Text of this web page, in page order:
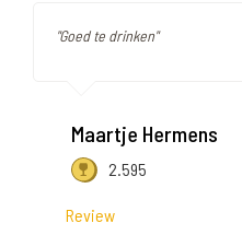
"Goed te drinken"
Maartje Hermens
2.595
Review